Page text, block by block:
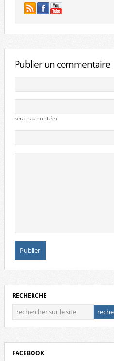
Publier un commentaire
sera pas publiée)
RECHERCHE
FACEBOOK